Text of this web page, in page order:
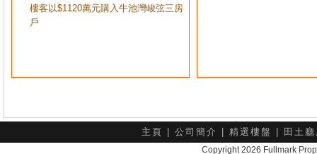
樓客以$1120萬元購入牛池灣峻弦三房
戶
主頁 公司簡介 精選樓盤 田土
Copyright 2026 Fullmark